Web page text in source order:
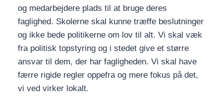
og medarbejdere plads til at bruge deres
faglighed. Skolerne skal kunne træffe beslutninger
og ikke bede politikerne om lov til alt. Vi skal væk
fra politisk topstyring og i stedet give et større
ansvar til dem, der har fagligheden. Vi skal have
færre rigide regler oppefra og mere fokus på det,
vi ved virker lokalt.